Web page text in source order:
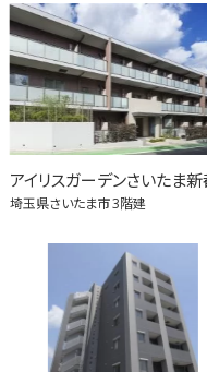
アイリスガーデンさいたま
埼玉県さいたま市3階建